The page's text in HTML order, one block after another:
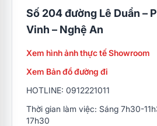
Số 204 đường Lê Duẩn –
Vinh – Nghệ An
Xem hình ảnh thực tế Showroom
Xem Bản đồ đường đi
HOTLINE: 0912221011
Thời gian làm việc: Sáng 7h30-
17h30